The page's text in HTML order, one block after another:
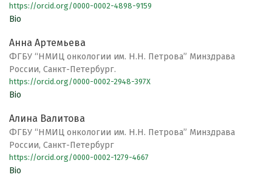
https://orcid.org/0000-0002-4898-9159
Bio
Анна Артемьева
ФГБУ “НМИЦ онкологии им. Н.Н. Петрова” Минздрава
России, Санкт-Петербург.
https://orcid.org/0000-0002-2948-397X
Bio
Алина Валитова
ФГБУ “НМИЦ онкологии им. Н.Н. Петрова” Минздрава
России, Санкт-Петербург
https://orcid.org/0000-0002-1279-4667
Bio